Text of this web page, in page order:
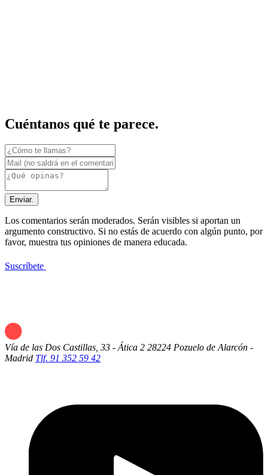
Cuéntanos qué te parece.
Enviar.
Los comentarios serán moderados. Serán visibles si aportan un
argumento constructivo. Si no estás de acuerdo con algún punto, por
favor, muestra tus opiniones de manera educada.
Suscríbete
Vía de las Dos Castillas, 33 - Ática 2 28224 Pozuelo de Alarcón -
Madrid Tlf. 91 352 59 42